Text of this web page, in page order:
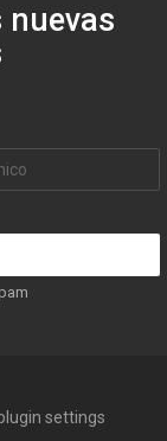
nuevas
settings